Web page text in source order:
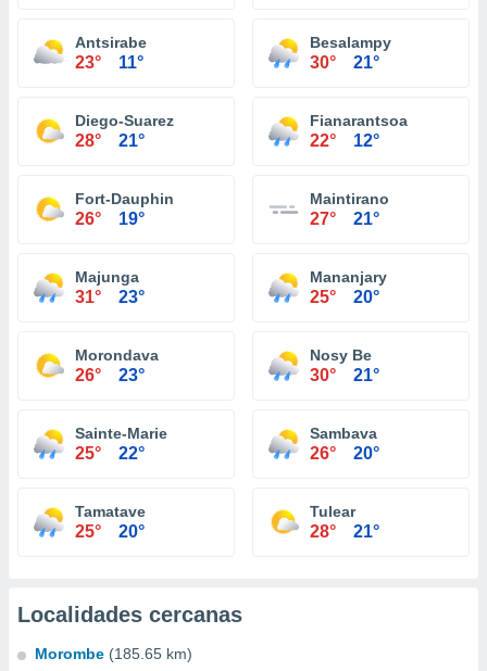
Antsirabe
23° 11°
Besalampy
30° 21°
Diego-Suarez
28° 21°
Fianarantsoa
22° 12°
Fort-Dauphin
26° 19°
Maintirano
27° 21°
Majunga
31° 23°
Mananjary
25° 20°
Morondava
26° 23°
Nosy Be
30° 21°
Sainte-Marie
25° 22°
Sambava
26° 20°
Tamatave
25° 20°
Tulear
28° 21°
Localidades cercanas
Morombe (185.65 km)